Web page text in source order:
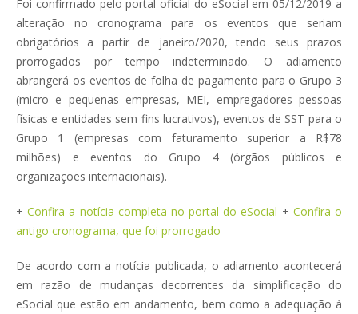
Foi confirmado pelo portal oficial do eSocial em 05/12/2019 a
alteração no cronograma para os eventos que seriam
obrigatórios a partir de janeiro/2020, tendo seus prazos
prorrogados por tempo indeterminado. O adiamento
abrangerá os eventos de folha de pagamento para o Grupo 3
(micro e pequenas empresas, MEI, empregadores pessoas
físicas e entidades sem fins lucrativos), eventos de SST para o
Grupo 1 (empresas com faturamento superior a R$78
milhões) e eventos do Grupo 4 (órgãos públicos e
organizações internacionais).
+Confira a notícia completa no portal do eSocial + Confira o
antigo cronograma, que foi prorrogado
De acordo com a notícia publicada, o adiamento acontecerá
em razão de mudanças decorrentes da simplificação do
eSocial que estão em andamento, bem como a adequação à